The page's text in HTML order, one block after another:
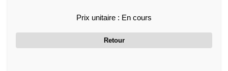
Prix unitaire : En cours
Retour